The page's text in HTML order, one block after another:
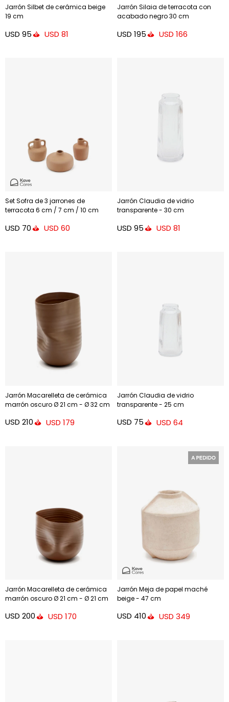
Jarrón Silbet de cerámica beige
19 cm
USD 95 USD 81
Jarrón Silaia de terracota con
acabado negro 30 cm
USD 195 USD 166
Set Sofra de 3 jarrones de
terracota 6 cm / 7 cm / 10 cm
USD 70 USD 60
Jarrón Claudia de vidrio
transparente - 30 cm
USD 95 USD 81
Jarrón Macarelleta de cerámica
marrón oscuro Ø 21 cm - Ø 32 cm
USD 210 USD 179
Jarrón Claudia de vidrio
transparente - 25 cm
USD 75 USD 64
Jarrón Macarelleta de cerámica
marrón oscuro Ø 21 cm - Ø 21 cm
USD 200 USD 170
Jarrón Meja de papel maché
beige - 47 cm
USD 410 USD 349